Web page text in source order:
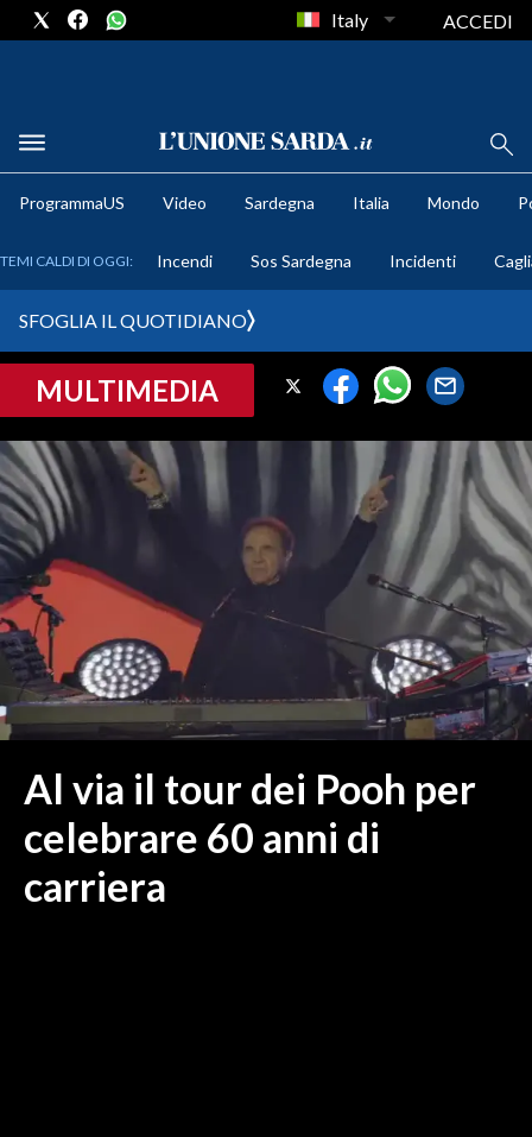
METEO
CRONACA SARDEGNA
PROVINCIA DI CAGLIARI
SULCIS IGLESIENTE
MEDIO CAMPIDANO
ORISTANO E PROVINCIA
SASSARI E PROVINCIA
GALLURA
NUORO E PROVINCIA
OGLIASTRA
ITALIA
MONDO
Italy ACCEDI
ProgrammaUS Video Sardegna Italia Mondo
TEMI CALDI DI OGGI: Incendi Sos Sardegna Incidenti
SFOGLIA IL QUOTIDIANO
MULTIMEDIA
Al via il tour dei Pooh per
celebrare 60 anni di
carriera